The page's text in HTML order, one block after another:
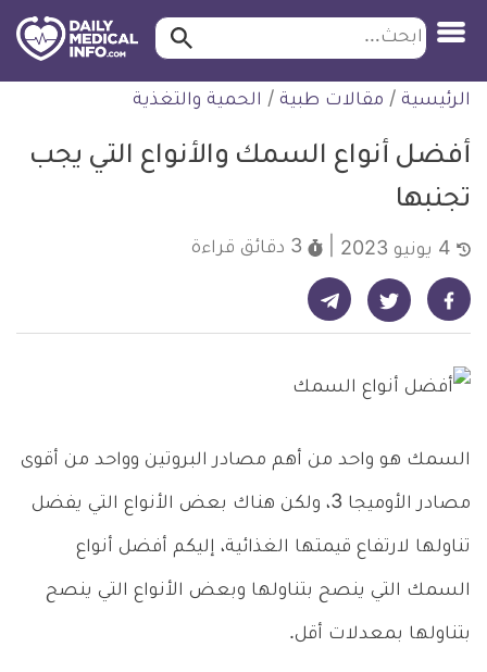
التخطي
للمحتوى
طبية
ابحث ابحث…
الرئيسية / مقالات طبية / الحمية والتغذية
أفضل أنواع السمك والأنواع التي يجب
تجنبها
3 دقائق قراءة
شارك على فيسبوك - ديلي ميديكال انفو شارك على تويتر - ديلي ميديكال انفو شارك على تيليجرام - ديلي ميديكال انفو
السمك هو واحد من أهم مصادر البروتين وواحد من أقوى
مصادر الأوميجا 3، ولكن هناك بعض الأنواع التي يفضل
تناولها لارتفاع قيمتها الغذائية، إليكم أفضل أنواع
السمك التي ينصح بتناولها وبعض الأنواع التي ينصح
بتناولها بمعدلات أقل.